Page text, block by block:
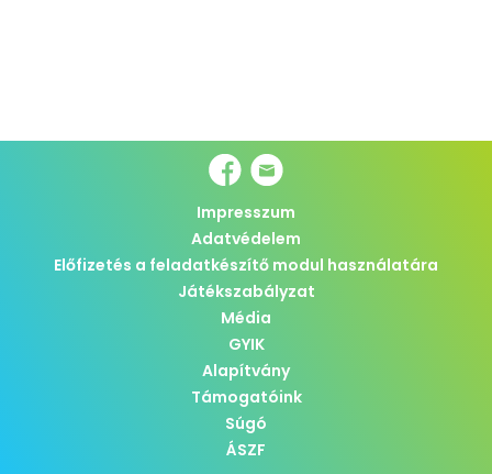
Impresszum
Adatvédelem
Előfizetés a feladatkészítő modul használatára
Játékszabályzat
Média
GYIK
Alapítvány
Támogatóink
Súgó
ÁSZF